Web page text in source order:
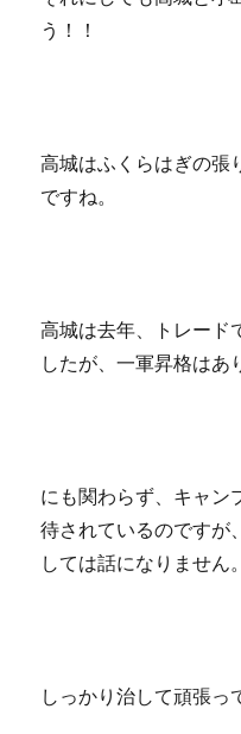
う！！
高城はふくらはぎの張
ですね。
高城は去年、トレード
したが、一軍昇格はあ
にも関わらず、キャン
待されているのですが
しては話になりません。
しっかり治して頑張っ